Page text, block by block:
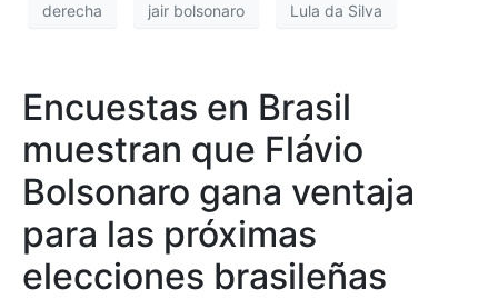
derecha jair bolsonaro Lula da Silva
Encuestas en Brasil
muestran que Flávio
Bolsonaro gana ventaja
para las próximas
elecciones brasileñas